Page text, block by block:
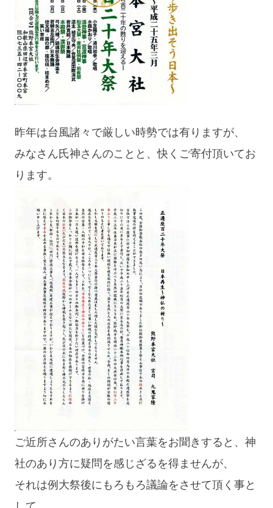
昨年は台風諸々で厳しい時勢では有りますが、
みなさん氏神さんのことと、快くご寄付頂いてお
ります。
ご近所さんのありがたい言葉をお聞きすると、神
社のあり方に疑問を感じざるを得ませんが、
それは例大祭後にもろもろ議論をさせて頂く事と